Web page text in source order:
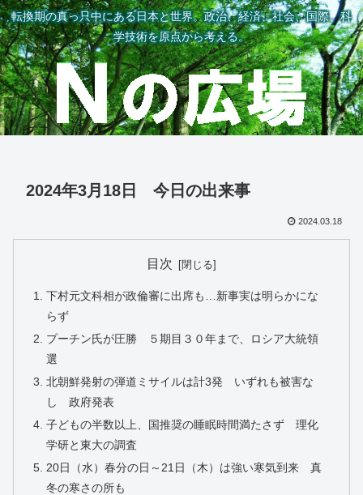
転換期の真っ只中にある日本と世界。政治、経済、社会、国際、科
学技術を原点から考える。
2024年3月18日 今日の出来事
2024.03.18
目次
下村元文科相が政倫審に出席も…新事実は明らかにな
らず
プーチン氏が圧勝 ５期目３０年まで、ロシア大統領
選
北朝鮮発射の弾道ミサイルは計3発 いずれも被害な
し 政府発表
子どもの半数以上、国推奨の睡眠時間満たさず 理化
学研と東大の調査
20日（水）春分の日～21日（木）は強い寒気到来 真
冬の寒さの所も